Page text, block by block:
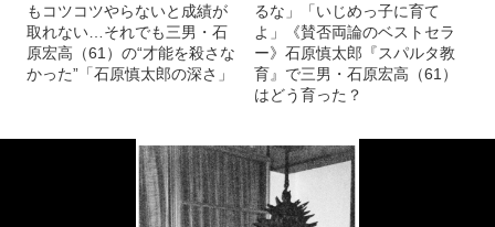
もコツコツやらないと成績が
取れない…それでも三男・石
原宏高（61）の“才能を殺さな
かった”「石原慎太郎の深さ」
るな」「いじめっ子に育て
よ」《賛否両論のベストセラ
ー》石原慎太郎『スパルタ教
育』で三男・石原宏高（61）
はどう育った？